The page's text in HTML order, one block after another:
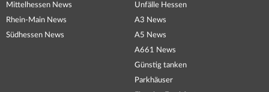
Mittelhessen News
Rhein-Main News
Südhessen News
Unfälle Hessen
A3 News
A5 News
A661 News
Günstig tanken
Parkhäuser